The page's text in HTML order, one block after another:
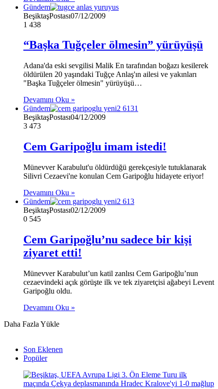
Gündem
BeşiktaşPostası07/12/2009
1 438
“Başka Tuğçeler ölmesin” yürüyüşü
Adana'da eski sevgilisi Malik En tarafından boğazı kesilerek
öldürülen 20 yaşındaki Tuğçe Anlaş'ın ailesi ve yakınları
"Başka Tuğçeler ölmesin" yürüyüşü…
Devamını Oku »
Gündem
BeşiktaşPostası04/12/2009
3 473
Cem Garipoğlu imam istedi!
Münevver Karabulut'u öldürdüğü gerekçesiyle tutuklanarak
Silivri Cezaevi'ne konulan Cem Garipoğlu hidayete eriyor!
Devamını Oku »
Gündem
BeşiktaşPostası02/12/2009
0 545
Cem Garipoğlu’nu sadece bir kişi
ziyaret etti!
Münevver Karabulut’un katil zanlısı Cem Garipoğlu’nun
cezaevindeki açık görüşte ilk ve tek ziyaretçisi ağabeyi Levent
Garipoğlu oldu.
Devamını Oku »
Daha Fazla Yükle
Son Eklenen
Popüler